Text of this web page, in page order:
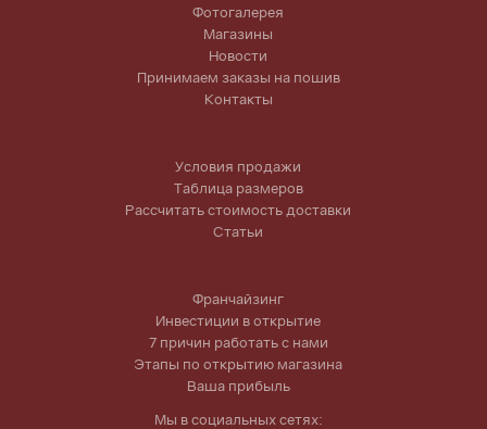
Фотогалерея
Магазины
Новости
Принимаем заказы на пошив
Контакты
Условия продажи
Таблица размеров
Рассчитать стоимость доставки
Статьи
Франчайзинг
Инвестиции в открытие
7 причин работать с нами
Этапы по открытию магазина
Ваша прибыль
Мы в социальных сетях: